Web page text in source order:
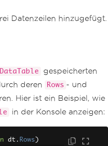
Datenzeilen hinzugefügt.
DataTable
gespeicherten
deren
Rows - und
Hier ist ein Beispiel, wie
in der Konsole anzeigen:
dt . Rows )